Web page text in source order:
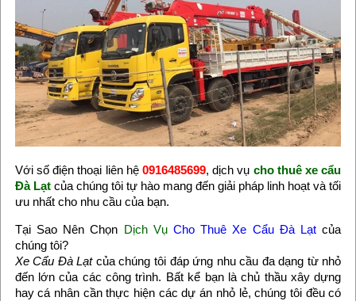
Với số điện thoại liên hệ 0916485699, dịch vụ cho thuê xe cẩu
Đà Lạtcủa chúng tôi tự hào mang đến giải pháp linh hoạt và tối
ưu nhất cho nhu cầu của bạn.
Tại Sao Nên Chọn Dịch Vụ Cho Thuê Xe Cẩu Đà Lạtcủa
chúng tôi?
Xe Cẩu Đà Lạtcủa chúng tôi đáp ứng nhu cầu đa dạng từ nhỏ
đến lớn của các công trình. Bất kể bạn là chủ thầu xây dựng
hay cá nhân cần thực hiện các dự án nhỏ lẻ, chúng tôi đều có